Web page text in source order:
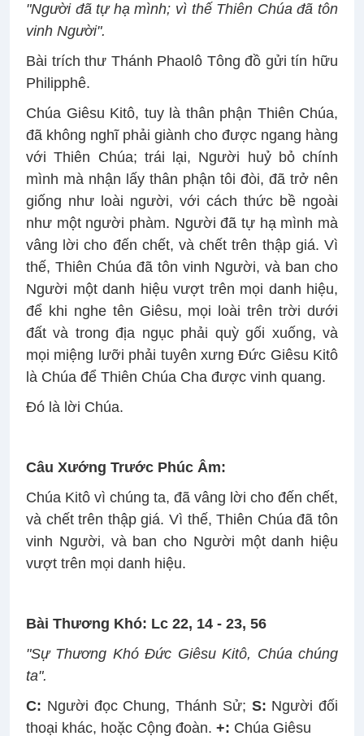
"Người đã tự hạ mình; vì thế Thiên Chúa đã tôn
vinh Người".
Bài trích thư Thánh Phaolô Tông đồ gửi tín hữu
Philipphê.
Chúa Giêsu Kitô, tuy là thân phận Thiên Chúa,
đã không nghĩ phải giành cho được ngang hàng
với Thiên Chúa; trái lại, Người huỷ bỏ chính
mình mà nhận lấy thân phận tôi đòi, đã trở nên
giống như loài người, với cách thức bề ngoài
như một người phàm. Người đã tự hạ mình mà
vâng lời cho đến chết, và chết trên thập giá. Vì
thế, Thiên Chúa đã tôn vinh Người, và ban cho
Người một danh hiệu vượt trên mọi danh hiệu,
để khi nghe tên Giêsu, mọi loài trên trời dưới
đất và trong địa ngục phải quỳ gối xuống, và
mọi miệng lưỡi phải tuyên xưng Ðức Giêsu Kitô
là Chúa để Thiên Chúa Cha được vinh quang.
Ðó là lời Chúa.
Câu Xướng Trước Phúc Âm:
Chúa Kitô vì chúng ta, đã vâng lời cho đến chết,
và chết trên thập giá. Vì thế, Thiên Chúa đã tôn
vinh Người, và ban cho Người một danh hiệu
vượt trên mọi danh hiệu.
Bài Thương Khó: Lc 22, 14 - 23, 56
"Sự Thương Khó Ðức Giêsu Kitô, Chúa chúng
ta".
C: Người đọc Chung, Thánh Sử; S: Người đối
thoại khác, hoặc Cộng đoàn. +: Chúa Giêsu